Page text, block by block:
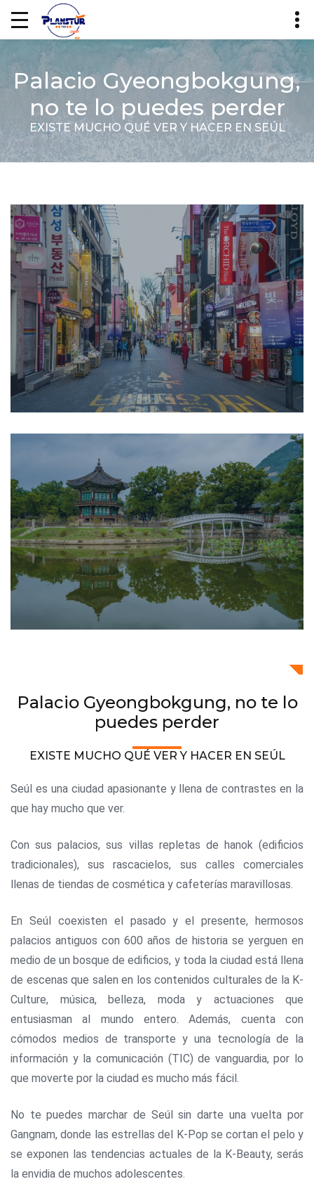
Palacio Gyeongbokgung,
no te lo puedes perder
EXISTE MUCHO QUÉ VER Y HACER EN SEÚL
Palacio Gyeongbokgung, no te lo
puedes perder
EXISTE MUCHO QUÉ VER Y HACER EN SEÚL
Seúl es una ciudad apasionante y llena de contrastes en la
que hay mucho que ver.
Con sus palacios, sus villas repletas de hanok (edificios
tradicionales), sus rascacielos, sus calles comerciales
llenas de tiendas de cosmética y cafeterías maravillosas.
En Seúl coexisten el pasado y el presente, hermosos
palacios antiguos con 600 años de historia se yerguen en
medio de un bosque de edificios, y toda la ciudad está llena
de escenas que salen en los contenidos culturales de la K-
Culture, música, belleza, moda y actuaciones que
entusiasman al mundo entero. Además, cuenta con
cómodos medios de transporte y una tecnología de la
información y la comunicación (TIC) de vanguardia, por lo
que moverte por la ciudad es mucho más fácil.
No te puedes marchar de Seúl sin darte una vuelta por
Gangnam, donde las estrellas del K-Pop se cortan el pelo y
se exponen las tendencias actuales de la K-Beauty, serás
la envidia de muchos adolescentes.